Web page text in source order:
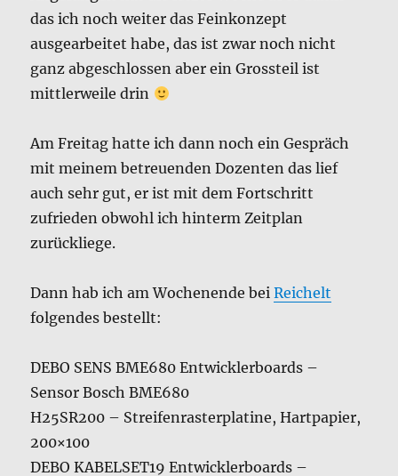
das ich noch weiter das Feinkonzept
ausgearbeitet habe, das ist zwar noch nicht
ganz abgeschlossen aber ein Grossteil ist
mittlerweile drin
Am Freitag hatte ich dann noch ein Gespräch
mit meinem betreuenden Dozenten das lief
auch sehr gut, er ist mit dem Fortschritt
zufrieden obwohl ich hinterm Zeitplan
zurückliege.
Dann hab ich am Wochenende beiReichelt
folgendes bestellt:
DEBO SENS BME680 Entwicklerboards –
Sensor Bosch BME680
H25SR200 – Streifenrasterplatine, Hartpapier,
200×100
DEBO KABELSET19 Entwicklerboards –